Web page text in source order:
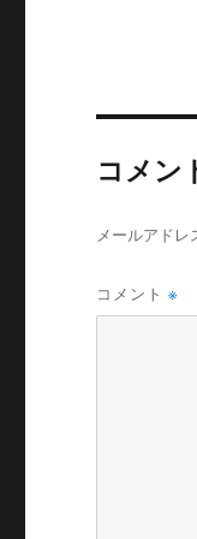
コメン
メールアドレ
コメント※